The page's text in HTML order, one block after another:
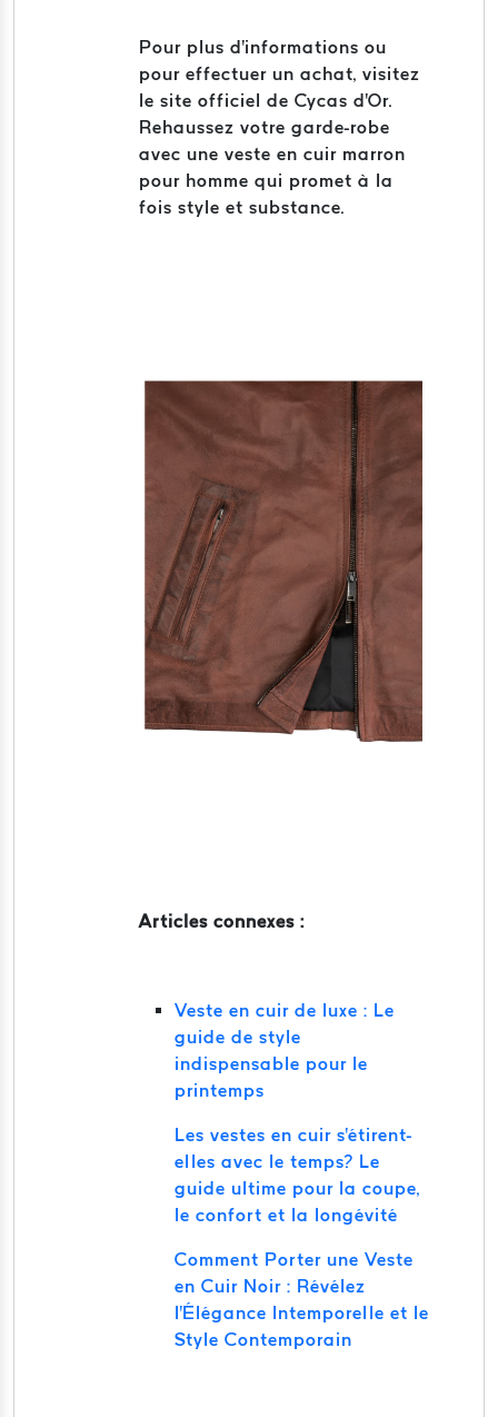
Pour plus d'informations ou
pour effectuer un achat, visitez
le site officiel de Cycas d'Or.
Rehaussez votre garde-robe
avec une veste en cuir marron
pour homme qui promet à la
fois style et substance.
Articles connexes :
Veste en cuir de luxe : Le
guide de style
indispensable pour le
printemps
Les vestes en cuir s'étirent-
elles avec le temps? Le
guide ultime pour la coupe,
le confort et la longévité
Comment Porter une Veste
en Cuir Noir : Révélez
l'Élégance Intemporelle et le
Style Contemporain